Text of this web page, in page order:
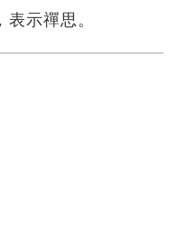
示禪思。